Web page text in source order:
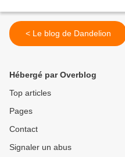
< Le blog de Dandelion
Hébergé par Overblog
Top articles
Pages
Contact
Signaler un abus